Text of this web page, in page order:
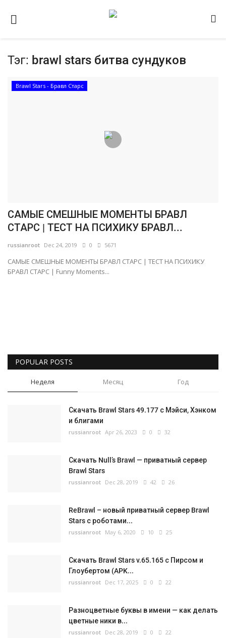
Видео
Тэг: brawl stars битва сундуков
Brawl Stars - Бравл Старс
САМЫЕ СМЕШНЫЕ МОМЕНТЫ БРАВЛ
СТАРС | ТЕСТ НА ПСИХИКУ БРАВЛ...
russianroot Dec 24, 2019 0 5671
САМЫЕ СМЕШНЫЕ МОМЕНТЫ БРАВЛ СТАРС | ТЕСТ НА ПСИХИКУ
БРАВЛ СТАРС | Funny Moments...
POPULAR POSTS
Неделя Месяц Год
Скачать Brawl Stars 49.177 с Мэйси, Хэнком
и блигами
russianroot Apr 26, 2023 0 32
Скачать Null’s Brawl — приватный сервер
Brawl Stars
russianroot Dec 28, 2019 42 26
ReBrawl – новый приватный сервер Brawl
Stars с роботами...
russianroot May 6, 2020 10 25
Скачать Brawl Stars v.65.165 с Пирсом и
Глоубертом (APK...
russianroot Dec 17, 2025 0 22
Разноцветные буквы в имени — как делать
цветные ники в...
russianroot Dec 28, 2019 0 22